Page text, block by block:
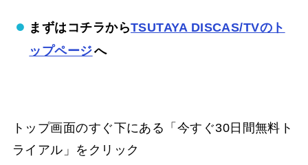
まずはコチラからTSUTAYA DISCAS/TVのト
ップページへ
トップ画面のすぐ下にある「今すぐ30日間無料ト
ライアル」をクリック